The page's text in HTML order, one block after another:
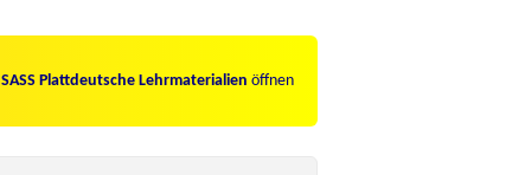
SASS Plattdeutsche Lehrmaterialien öffnen